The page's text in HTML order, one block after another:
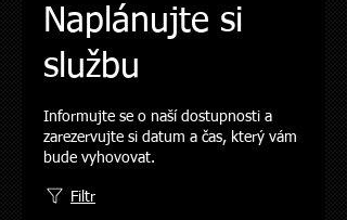
Naplánujte si
službu
Informujte se o naší dostupnosti a
zarezervujte si datum a čas, který vám
bude vyhovovat.
Filtr